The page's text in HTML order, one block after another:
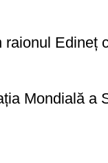
Edineț
Mondială a